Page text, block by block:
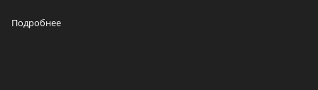
Подробнее